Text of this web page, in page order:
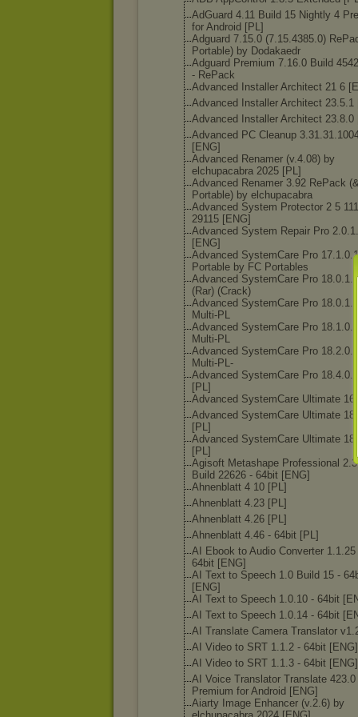
AdGuard 4.11 Build 15 Nightly 4
for Android [PL]
Adguard 7.15.0 (7.15.4385.0)
Portable) by Dodakaedr
Adguard Premium 7.16.0 Build
- RePack
Advanced Installer Architect 21 6
Advanced Installer Architect 23.5.1
Advanced Installer Architect 23.8.0
Advanced PC Cleanup
[ENG]
Advanced Renamer (v.4.08) by
elchupacabra 2025 [PL]
Advanced Renamer 3.92 RePack
Portable) by elchupacabra
Advanced System Protector 2 5
29115 [ENG]
Advanced System Repair Pro
[ENG]
Advanced SystemCare Pro
Portable by FC Portables
Advanced SystemCare Pro
(Rar) (Crack)
Advanced SystemCare Pro
Multi-PL
Advanced SystemCare Pro
Multi-PL
Advanced SystemCare Pro
Multi-PL-
Advanced SystemCare Pro
[PL]
Advanced SystemCare Ultimate
Advanced SystemCare Ultimate
[PL]
Advanced SystemCare Ultimate
[PL]
Agisoft Metashape Professional
Build 22626 - 64bit [ENG]
Ahnenblatt 4 10 [PL]
Ahnenblatt 4.23 [PL]
Ahnenblatt 4.26 [PL]
Ahnenblatt 4.46 - 64bit [PL]
AI Ebook to Audio Converter 1.1.25
64bit [ENG]
AI Text to Speech 1.0 Build 15 -
[ENG]
AI Text to Speech 1.0.10 - 64bit
AI Text to Speech 1.0.14 - 64bit
AI Translate Camera Translator
AI Video to SRT 1.1.2 - 64bit [ENG]
AI Video to SRT 1.1.3 - 64bit [ENG]
AI Voice Translator Translate 423.0
Premium for Android [ENG]
Aiarty Image Enhancer (v.2.6) by